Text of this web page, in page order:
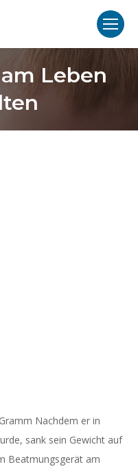
Leben
Nachdem er in
sank sein Gewicht auf
Beatmungsgerät am